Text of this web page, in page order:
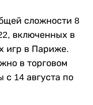
сложности 8
включенных в
игр в Париже.
в торговом
с 14 августа по